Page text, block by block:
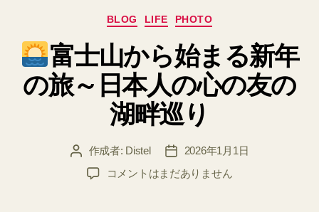
カ
ゴ
リ
ー
BLOG LIFE PHOTO
富士山から始まる新年
の旅～日本人の心の友の
湖畔巡り
投 作成者: Distel
投
稿
日
2026年1月1日
コメントはまだありません